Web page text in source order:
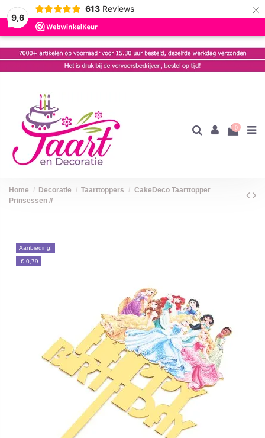
9,6
613 Reviews ×
0
Home Decoratie Taarttoppers
CakeDeco Taarttopper
Prinsessen //
Aanbieding!
-€ 0,79